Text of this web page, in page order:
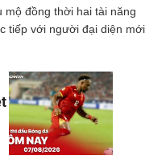
mộ đồng thời hai tài năng
tiếp với người đại diện mới